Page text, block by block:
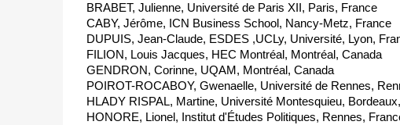
BRABET, Julienne, Université de Paris XII, Paris, France
CABY, Jérôme, ICN Business School, Nancy-Metz, France
DUPUIS, Jean-Claude, ESDES ,UCLy, Université, Lyon,
FILION, Louis Jacques, HEC Montréal, Montréal, Canada
GENDRON, Corinne, UQAM, Montréal, Canada
POIROT-ROCABOY, Gwenaelle, Université de Rennes,
HLADY RISPAL, Martine, Université Montesquieu,
HONORE, Lionel, Institut d'Études Politiques, Rennes,